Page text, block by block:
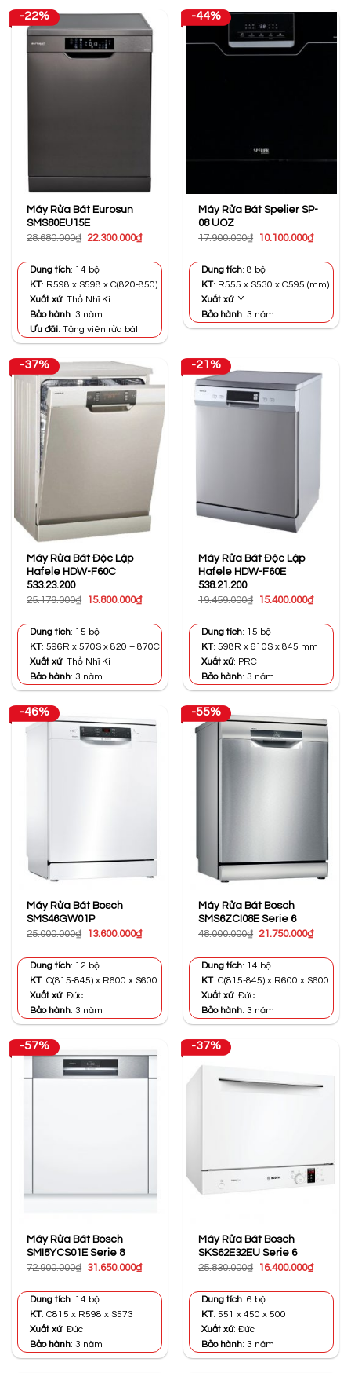
-22%
Máy Rửa Bát Eurosun
SMS80EU15E
28.680.000₫ Giá
28.680.000₫.
22.300.000₫Giá
Dung tích: 14 bộ
KT: R598 x S598 x C(820-850)
Xuất xứ: Thổ Nhĩ Kì
Bảo hành: 3 năm
Ưu đãi: Tặng viên rửa bát
-44%
Máy Rửa Bát Spelier SP-
08 UOZ
17.900.000₫
Giá
17.900.000₫.
10.100.000₫Giá
Dung tích: 8 bộ
KT: R555 x S530 x C595 (mm)
Xuất xứ: Ý
Bảo hành: 3 năm
-37%
Máy Rửa Bát Độc Lập
Hafele HDW-F60C
533.23.200
25.179.000₫
Giá
25.179.000₫.
15.800.000₫Giá
Dung tích: 15 bộ
KT: 596R x 570S x 820 – 870C
Xuất xứ: Thổ Nhĩ Kì
Bảo hành: 3 năm
-21%
Máy Rửa Bát Độc Lập
Hafele HDW-F60E
538.21.200
19.459.000₫
Giá
19.459.000₫.
15.400.000₫Giá
Dung tích: 15 bộ
KT: 598R x 610S x 845 mm
Xuất xứ: PRC
Bảo hành: 3 năm
-46%
Máy Rửa Bát Bosch
SMS46GW01P
25.000.000₫
Giá
25.000.000₫.
13.600.000₫Giá
Dung tích: 12 bộ
KT: C(815-845) x R600 x S600
Xuất xứ: Đức
Bảo hành: 3 năm
-55%
Máy Rửa Bát Bosch
SMS6ZCI08E Serie 6
48.000.000₫ Giá
48.000.000₫.
21.750.000₫Giá
Dung tích: 14 bộ
KT: C(815-845) x R600 x S600
Xuất xứ: Đức
Bảo hành: 3 năm
-57%
Máy Rửa Bát Bosch
SMI8YCS01E Serie 8
72.900.000₫ Giá
72.900.000₫.
31.650.000₫Giá
Dung tích: 14 bộ
KT: C815 x R598 x S573
Xuất xứ: Đức
Bảo hành: 3 năm
-37%
Máy Rửa Bát Bosch
SKS62E32EU Serie 6
25.830.000₫
Giá
25.830.000₫.
16.400.000₫Giá
Dung tích: 6 bộ
KT: 551 x 450 x 500
Xuất xứ: Đức
Bảo hành: 3 năm